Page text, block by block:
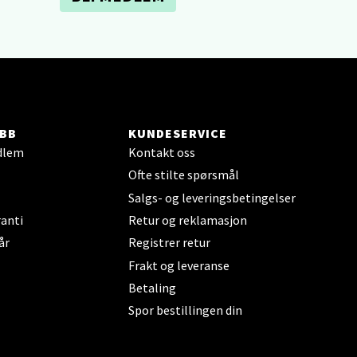
KUNDESERVICE
Kontakt oss
Ofte stilte spørsmål
Salgs- og leveringsbetingelser
Retur og reklamasjon
Registrer retur
Frakt og leveranse
Betaling
Spor bestillingen din